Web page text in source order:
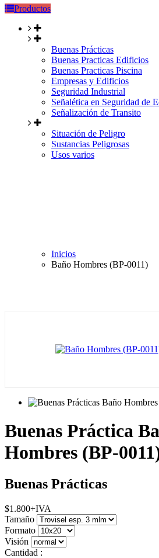
Productos
Buenas Prácticas
Buenas Practicas Edificios
Buenas Practicas Piscina
Empresas y Edificios
Seguridad Industrial
Señalética en Seguridad de
Señalización de Transito
Situación de Peligro
Sustancias Peligrosas
Usos varios
Inicios
Baño Hombres (BP-0011)
Buenas Práctica
Hombres (BP-
Buenas Prácticas
$1.800+IVA
Tamaño
Formato
Visión
Cantidad :